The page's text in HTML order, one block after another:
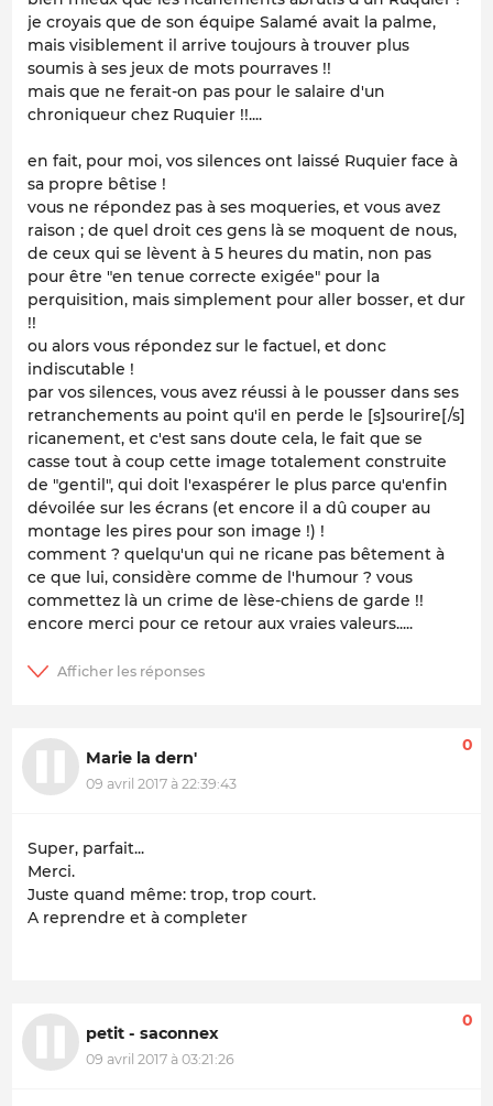
je croyais que de son équipe Salamé avait la palme,
mais visiblement il arrive toujours à trouver plus
soumis à ses jeux de mots pourraves !!
mais que ne ferait-on pas pour le salaire d'un
chroniqueur chez Ruquier !!....
en fait, pour moi, vos silences ont laissé Ruquier face à
sa propre bêtise !
vous ne répondez pas à ses moqueries, et vous avez
raison ; de quel droit ces gens là se moquent de nous,
de ceux qui se lèvent à 5 heures du matin, non pas
pour être "en tenue correcte exigée" pour la
perquisition, mais simplement pour aller bosser, et dur
!!
ou alors vous répondez sur le factuel, et donc
indiscutable !
par vos silences, vous avez réussi à le pousser dans ses
retranchements au point qu'il en perde le [s]sourire[/s]
ricanement, et c'est sans doute cela, le fait que se
casse tout à coup cette image totalement construite
de "gentil", qui doit l'exaspérer le plus parce qu'enfin
dévoilée sur les écrans (et encore il a dû couper au
montage les pires pour son image !) !
comment ? quelqu'un qui ne ricane pas bêtement à
ce que lui, considère comme de l'humour ? vous
commettez là un crime de lèse-chiens de garde !!
encore merci pour ce retour aux vraies valeurs.....
Marie la dern'
09 avril 2017 à 22:39:43
0
Super, parfait...
Merci.
Juste quand même: trop, trop court.
A reprendre et à completer
petit - saconnex
09 avril 2017 à 03:21:26
0